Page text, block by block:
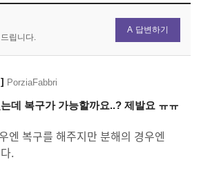
립니다.
답변하기
PorziaFabbri
데 복구가 가능할까요..? 제발요 ㅠㅠ
엔 복구를 해주지만 분해의 경우엔
.